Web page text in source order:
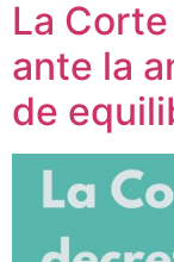
La
ante la
de